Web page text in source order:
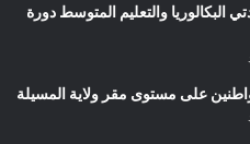
البكالوريا والتعليم المتوسط دورة
على مستوى مقر ولاية المسيلة